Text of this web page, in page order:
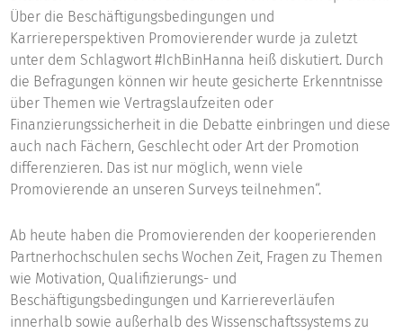
Über die Beschäftigungsbedingungen und
Karriereperspektiven Promovierender wurde ja zuletzt
unter dem Schlagwort #IchBinHanna heiß diskutiert. Durch
die Befragungen können wir heute gesicherte Erkenntnisse
über Themen wie Vertragslaufzeiten oder
Finanzierungssicherheit in die Debatte einbringen und diese
auch nach Fächern, Geschlecht oder Art der Promotion
differenzieren. Das ist nur möglich, wenn viele
Promovierende an unseren Surveys teilnehmen“.
Ab heute haben die Promovierenden der kooperierenden
Partnerhochschulen sechs Wochen Zeit, Fragen zu Themen
wie Motivation, Qualifizierungs- und
Beschäftigungsbedingungen und Karriereverläufen
innerhalb sowie außerhalb des Wissenschaftssystems zu